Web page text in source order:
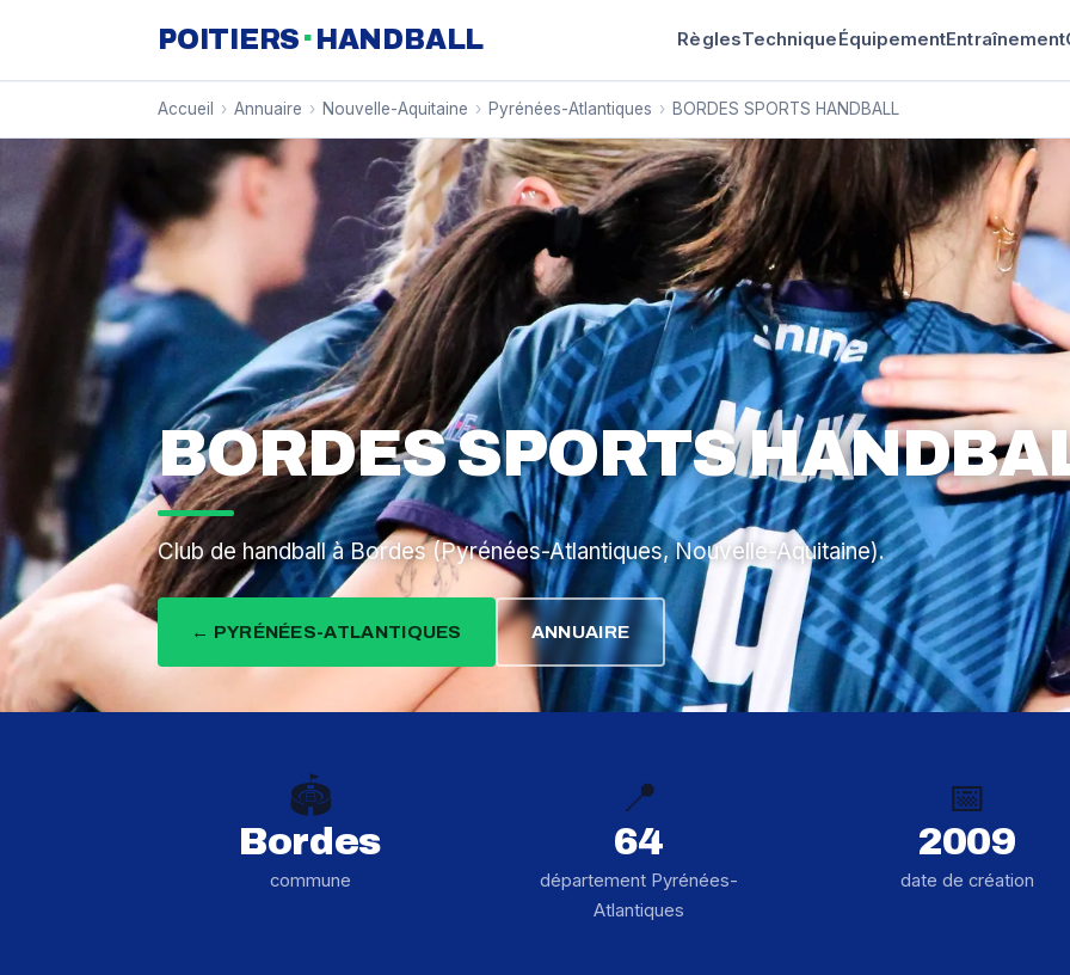
POITIERS · HANDBALL RèglesTechniqueÉquipementEntraînement
Accueil › Annuaire › Nouvelle-Aquitaine › Pyrénées-Atlantiques › BORDES SPORTS HANDBALL
BORDES SPORTS
Club de handball à Bordes (Pyrénées-Atlantiques, Nouvelle-Aquitaine).
← PYRÉNÉES-ATLANTIQUES ANNUAIRE
🏟️
Bordes
commune
📍
64
département Pyrénées-
Atlantiques
📅
2009
date de création